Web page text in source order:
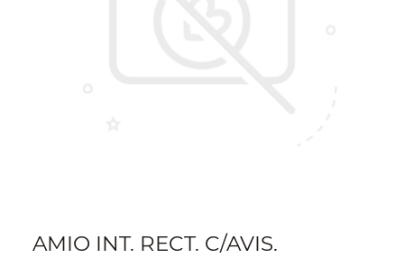
AMIO INT. RECT. C/AVIS.